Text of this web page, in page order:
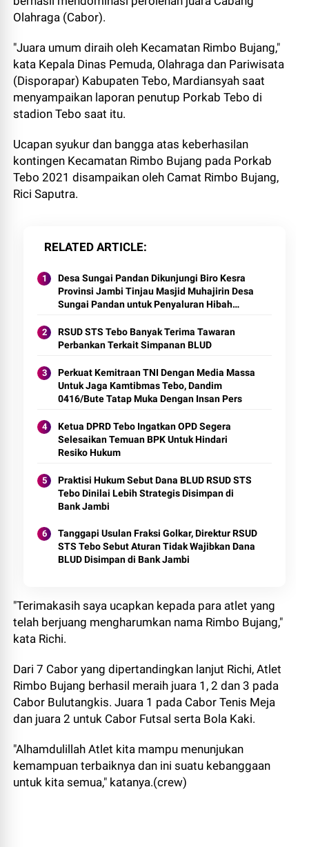
Olahraga (Cabor).
"Juara umum diraih oleh Kecamatan Rimbo Bujang,"
kata Kepala Dinas Pemuda, Olahraga dan Pariwisata
(Disporapar) Kabupaten Tebo, Mardiansyah saat
menyampaikan laporan penutup Porkab Tebo di
stadion Tebo saat itu.
Ucapan syukur dan bangga atas keberhasilan
kontingen Kecamatan Rimbo Bujang pada Porkab
Tebo 2021 disampaikan oleh Camat Rimbo Bujang,
Rici Saputra.
RELATED ARTICLE
Desa Sungai Pandan Dikunjungi Biro Kesra
Provinsi Jambi Tinjau Masjid Muhajirin Desa
Sungai Pandan untuk Penyaluran Hibah
RSUD STS Tebo Banyak Terima Tawaran
Perbankan Terkait Simpanan BLUD
Perkuat Kemitraan TNI Dengan Media Massa
Untuk Jaga Kamtibmas Tebo, Dandim
0416/Bute Tatap Muka Dengan Insan Pers
Ketua DPRD Tebo Ingatkan OPD Segera
Selesaikan Temuan BPK Untuk Hindari
Resiko Hukum
Praktisi Hukum Sebut Dana BLUD RSUD STS
Tebo Dinilai Lebih Strategis Disimpan di
Bank Jambi
Tanggapi Usulan Fraksi Golkar, Direktur RSUD
STS Tebo Sebut Aturan Tidak Wajibkan Dana
BLUD Disimpan di Bank Jambi
"Terimakasih saya ucapkan kepada para atlet yang
telah berjuang mengharumkan nama Rimbo Bujang,"
kata Richi.
Dari 7 Cabor yang dipertandingkan lanjut Richi, Atlet
Rimbo Bujang berhasil meraih juara 1, 2 dan 3 pada
Cabor Bulutangkis. Juara 1 pada Cabor Tenis Meja
dan juara 2 untuk Cabor Futsal serta Bola Kaki.
"Alhamdulillah Atlet kita mampu menunjukan
kemampuan terbaiknya dan ini suatu kebanggaan
untuk kita semua," katanya.(crew)